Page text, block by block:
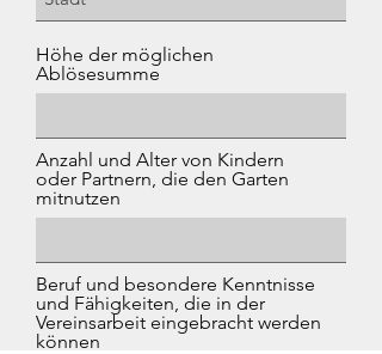
Höhe der möglichen
Ablösesumme
Anzahl und Alter von Kindern
oder Partnern, die den Garten
mitnutzen
Beruf und besondere Kenntnisse
und Fähigkeiten, die in der
Vereinsarbeit eingebracht werden
können